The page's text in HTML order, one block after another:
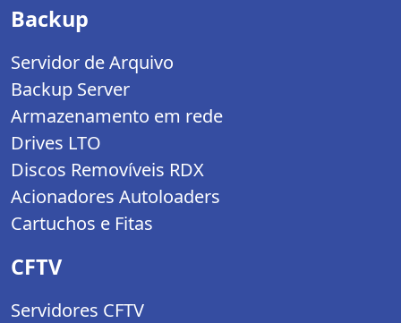
Backup
Servidor de Arquivo
Backup Server
Armazenamento em rede
Drives LTO
Discos Removíveis RDX
Acionadores Autoloaders
Cartuchos e Fitas
CFTV
Servidores CFTV